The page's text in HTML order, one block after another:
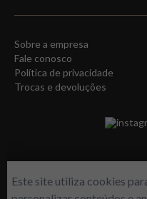
Este site utiliza cookies
Sobre a empresa
Fale conosco
Política de privacidade
Trocas e devoluções